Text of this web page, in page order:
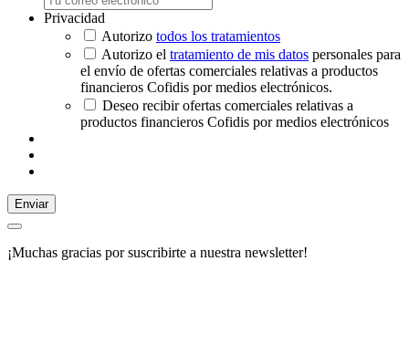
Privacidad
Autorizo todos los tratamientos
Autorizo el tratamiento de mis datos personales para
el envío de ofertas comerciales relativas a productos
financieros Cofidis por medios electrónicos.
Deseo recibir ofertas comerciales relativas a
productos financieros Cofidis por medios electrónicos
Enviar
¡Muchas gracias por suscribirte a nuestra newsletter!